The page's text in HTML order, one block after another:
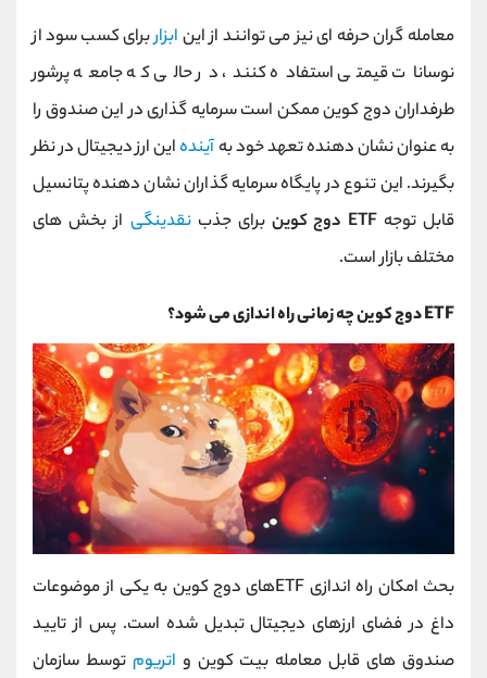
معامله‌ گران حرفه ‌ای نیز می ‌توانند از این ابزاربرای کسب سود از
نوسانات قیمتی استفاده کنند، در حالی که جامعه پرشور
طرفداران دوج کوین ممکن است سرمایه ‌گذاری در این صندوق را
به عنوان نشان ‌دهنده تعهد خود بهآیندهاین ارز دیجیتال در نظر
بگیرند. این تنوع در پایگاه سرمایه ‌گذاران نشان‌ دهنده پتانسیل
قابل توجهETF دوج کوین برای جذبنقدینگی از بخش ‌های
مختلف بازار است.
ETF دوج کوین چه زمانی راه اندازی می شود؟
بحث امکان راه ‌اندازی ETFهای دوج کوین به یکی از موضوعات
داغ در فضای ارزهای دیجیتال تبدیل شده است. پس از تایید
صندوق‌ های قابل معامله بیت‌ کوین و اتریوم توسط سازمان